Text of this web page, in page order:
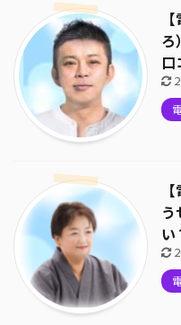
ろ
口
い